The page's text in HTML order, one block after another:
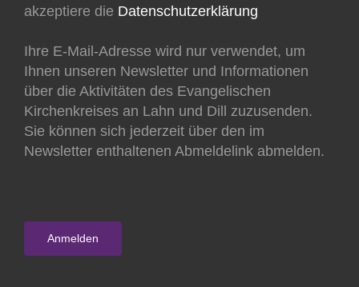
akzeptiere die Datenschutzerklärung
Ihre E-Mail-Adresse wird nur verwendet, um
Ihnen unseren Newsletter und Informationen
über die Aktivitäten des Evangelischen
Kirchenkreises an Lahn und Dill zuzusenden.
Sie können sich jederzeit über den im
Newsletter enthaltenen Abmeldelink abmelden.